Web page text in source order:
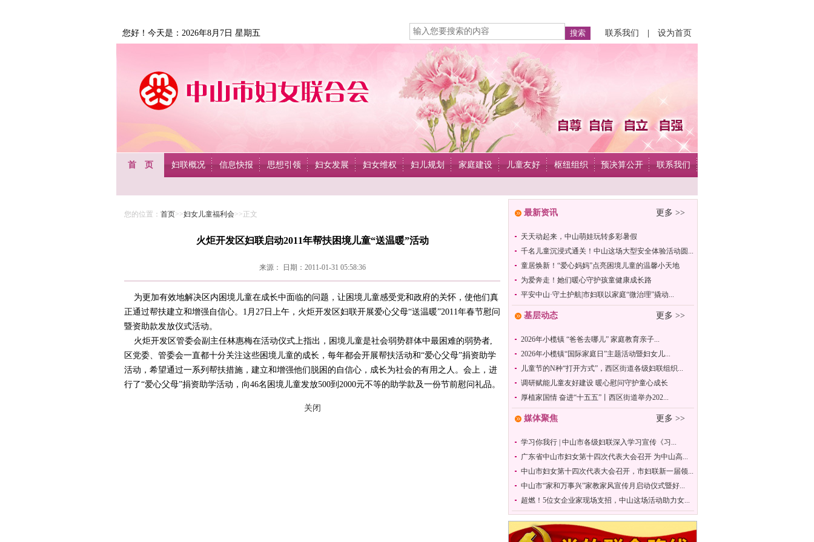
您好！今天是：2026年8月7日 星期五 联系我们 设为首页
首 页 妇联概况 信息快报 思想引领 妇女发展 妇女维权 妇儿规划 家庭建设 儿童友好 枢纽组织 预决算公开 联系我们
您的位置： 首页>>妇女儿童福利会>>正文
火炬开发区妇联启动2011年帮扶困境儿童“送温暖”活动
来源： 日期：2011-01-31 05:58:36
为更加有效地解决区内困境儿童在成长中面临的问题，让困境儿童感受党和政府的关怀，使他们真
正通过帮扶建立和增强自信心。1月27日上午，火炬开发区妇联开展爱心父母“送温暖”2011年春节慰问
暨资助款发放仪式活动。
火炬开发区管委会副主任林惠梅在活动仪式上指出，困境儿童是社会弱势群体中最困难的弱势者,
区党委、管委会一直都十分关注这些困境儿童的成长，每年都会开展帮扶活动和“爱心父母”捐资助学
活动，希望通过一系列帮扶措施，建立和增强他们脱困的自信心，成长为社会的有用之人。会上，进
行了“爱心父母”捐资助学活动，向46名困境儿童发放500到2000元不等的助学款及一份节前慰问礼品。
关闭
更多 >>
最新资讯
天天动起来，中山萌娃玩转多彩暑假
千名儿童沉浸式通关！中山这场大型安全体验活动圆...
童居焕新！“爱心妈妈”点亮困境儿童的温馨小天地
为爱奔走！她们暖心守护孩童健康成长路
平安中山·守土护航|市妇联以家庭“微治理”撬动...
更多 >>
基层动态
2026年小榄镇 “爸爸去哪儿” 家庭教育亲子...
2026年小榄镇“国际家庭日”主题活动暨妇女儿...
儿童节的N种“打开方式”，西区街道各级妇联组织...
调研赋能儿童友好建设 暖心慰问守护童心成长
厚植家国情 奋进“十五五”丨西区街道举办202...
更多 >>
媒体聚焦
学习你我行 | 中山市各级妇联深入学习宣传《习...
广东省中山市妇女第十四次代表大会召开 为中山高...
中山市妇女第十四次代表大会召开，市妇联新一届领...
中山市“家和万事兴”家教家风宣传月启动仪式暨好...
超燃！5位女企业家现场支招，中山这场活动助力女...